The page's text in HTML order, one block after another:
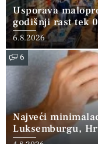
Usporava
godišnji rast tek
6.8.2026
6
Najveći
Luksemburgu,